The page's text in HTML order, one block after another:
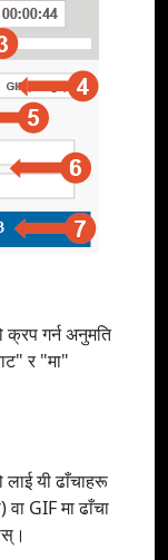
क्रप गर्न अनुमति
र "मा"
लाई यी ढाँचाहरू
GIF मा ढाँचा